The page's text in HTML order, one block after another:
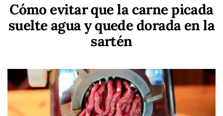
Cómo evitar que la carne picada
suelte agua y quede dorada en la
sartén